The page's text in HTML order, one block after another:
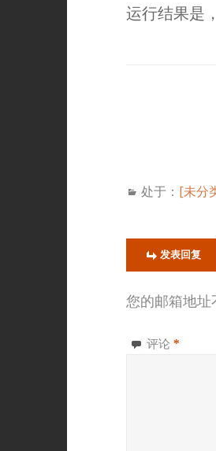
运行结果是
处于： [未分
发表回复
您的邮箱地址
评论 *